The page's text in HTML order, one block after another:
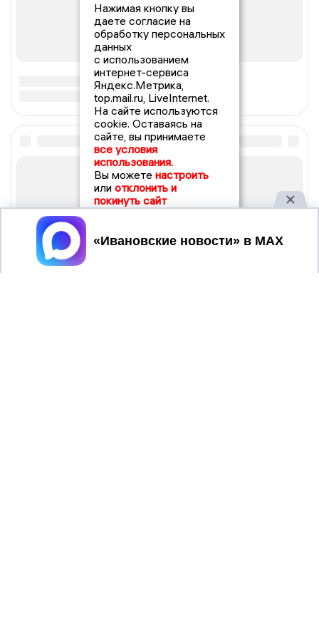
Нажимая кнопку вы
даете согласие на
обработку персональных
данных
с использованием
интернет-сервиса
Яндекс.Метрика,
top.mail.ru, LiveInternet.
На сайте используются
cookie. Оставаясь на
сайте, вы принимаете
все условия
использования.
Вы можете настроить
или отклонить и
покинуть сайт
Принять